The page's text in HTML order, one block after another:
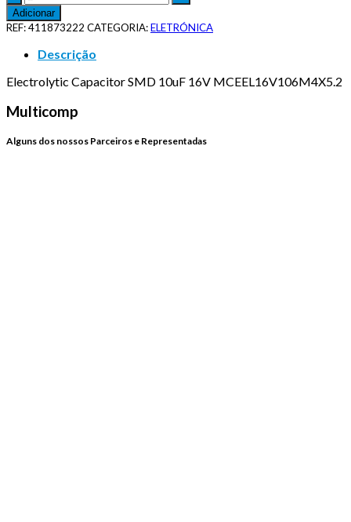
Adicionar
REF:411873222 CATEGORIA:ELETRÓNICA
Descrição
Electrolytic Capacitor SMD 10uF 16V MCEEL16V106M4X5.2
Multicomp
Alguns dos nossos Parceiros e Representadas